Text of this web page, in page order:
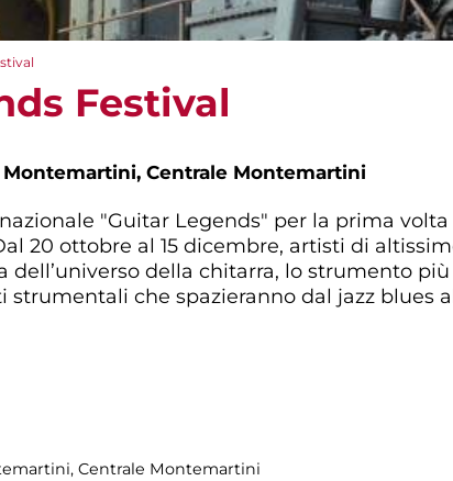
Festival
Montemartini, Centrale Montemartini
"Guitar Legends" per la prima
20 ottobre al 15 dicembre, artisti di
dell’universo della chitarra, lo strumento
strumentali che spazieranno dal jazz blues
, Centrale Montemartini